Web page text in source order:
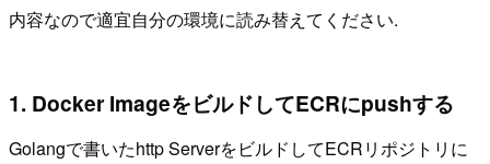
内容なので適宜自分の環境に読み替えてください.
1. Docker ImageをビルドしてECRにpushする
Golangで書いたhttp ServerをビルドしてECRリポジトリに